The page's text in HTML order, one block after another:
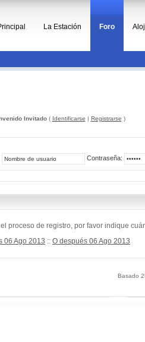
La Estación Foro
Invitado( Identificarse | Registrarse )
Contraseña:
proceso de registro, por favor indique
06 Ago 2013 :: O después 06 Ago 2013
Basado